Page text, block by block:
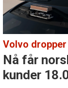
Nå får
kunder